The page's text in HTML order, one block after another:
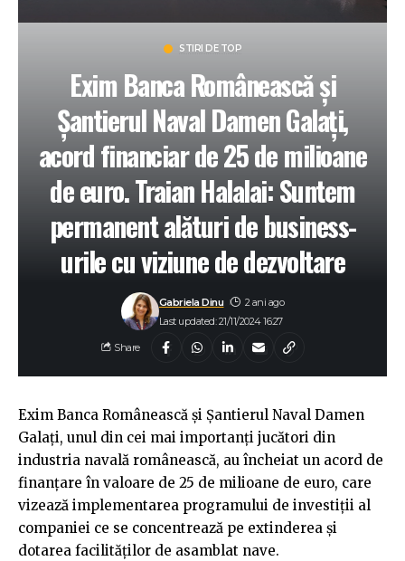
STIRI DE TOP
Exim Banca Românească și
Șantierul Naval Damen Galați,
acord financiar de 25 de milioane
de euro. Traian Halalai: Suntem
permanent alături de business-
urile cu viziune de dezvoltare
Last updated: 21/11/2024 16:27
Gabriela Dinu 2 ani ago
Share
Exim Banca Românească și Șantierul Naval Damen
Galați, unul din cei mai importanți jucători din
industria navală românească, au încheiat un acord de
finanțare în valoare de 25 de milioane de euro, care
vizează implementarea programului de investiții al
companiei ce se concentrează pe extinderea și
dotarea facilităților de asamblat nave.